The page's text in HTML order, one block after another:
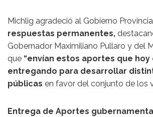
Michlig agradeció al Gobierno
respuestas permanentes,
Gobernador Maximiliano Pullaro y del
que “envían estos aportes que hoy
entregando para desarrollar
públicas en favor del conjunto de los
Entrega de Aportes